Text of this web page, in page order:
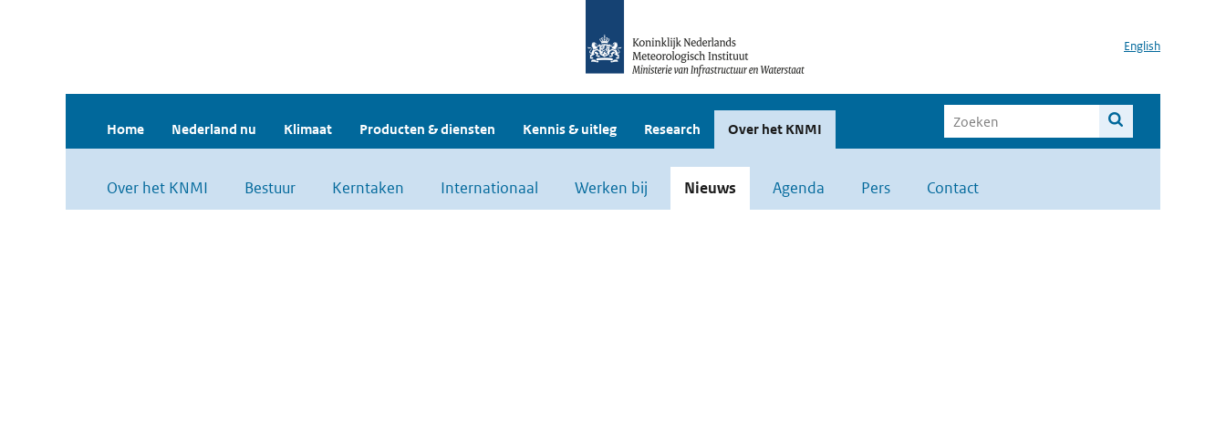
English
Home Nederland nu Klimaat Producten & diensten Kennis & uitleg Research Over het KNMI
Over het KNMI Bestuur Kerntaken Internationaal Werken bij Nieuws Agenda Pers Contact